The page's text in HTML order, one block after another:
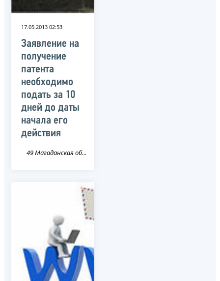
17.05.2013 02:53
Заявление на
получение
патента
необходимо
подать за 10
дней до даты
начала его
действия
49 Магаданская область